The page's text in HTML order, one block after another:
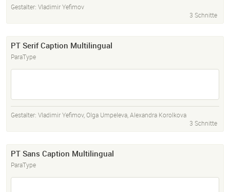
Gestalter: Vladimir Yefimov
3 Schnitte
PT Serif Caption Multilingual
ParaType
Gestalter: Vladimir Yefimov,Olga Umpeleva,Alexandra Korolkova
3 Schnitte
PT Sans Caption Multilingual
ParaType